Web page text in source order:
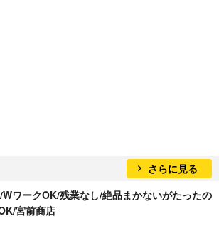
さらに見る
ワークOK/残業なし/絶品まかないがたったの
宮前商店